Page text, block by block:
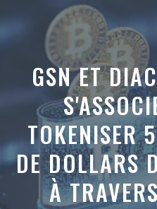
GSN ET
TOKENISER
DE DOLLARS
À